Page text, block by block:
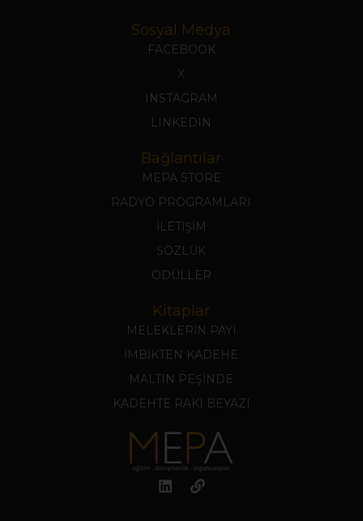
Sosyal Medya
FACEBOOK
X
INSTAGRAM
LINKEDIN
Bağlantılar
MEPA STORE
RADYO PROGRAMLARI
İLETİŞİM
SÖZLÜK
ÖDÜLLER
Kitaplar
MELEKLERİN PAYI
İMBİKTEN KADEHE
MALTIN PEŞİNDE
KADEHTE RAKI BEYAZI